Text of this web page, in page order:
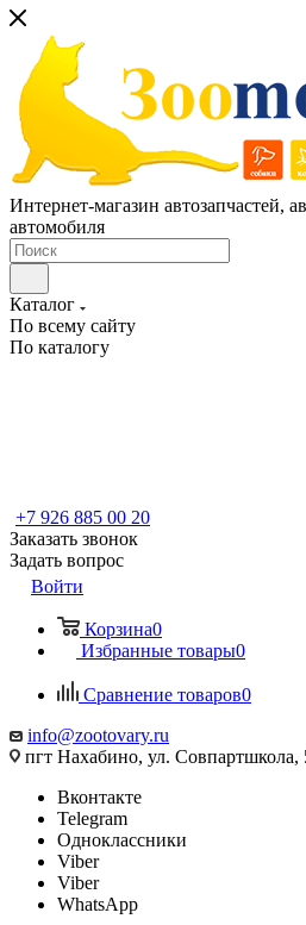
Интернет-магазин автозапчастей,
автомобиля
Каталог
По всему сайту
По каталогу
+7 926 885 00 20
Заказать звонок
Задать вопрос
Войти
Корзина0
Избранные товары0
Сравнение товаров0
info@zootovary.ru
пгт Нахабино, ул. Совпартшкола,
Вконтакте
Telegram
Одноклассники
Viber
Viber
WhatsApp